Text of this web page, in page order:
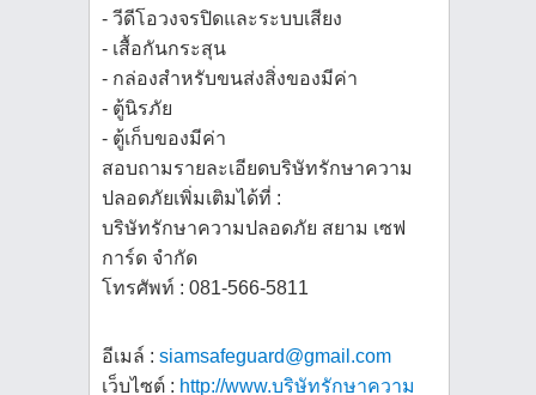
- วีดีโอวงจรปิดและระบบเสียง
- เสื้อกันกระสุน
- กล่องสำหรับขนส่งสิ่งของมีค่า
- ตู้นิรภัย
- ตู้เก็บของมีค่า
สอบถามรายละเอียดบริษัทรักษาความ
ปลอดภัยเพิ่มเติมได้ที่ :
บริษัทรักษาความปลอดภัย สยาม เซฟ
การ์ด จำกัด
โทรศัพท์ : 081-566-5811
อีเมล์ : siamsafeguard@gmail.com
เว็บไซต์ : http://www.บริษัทรักษาความ